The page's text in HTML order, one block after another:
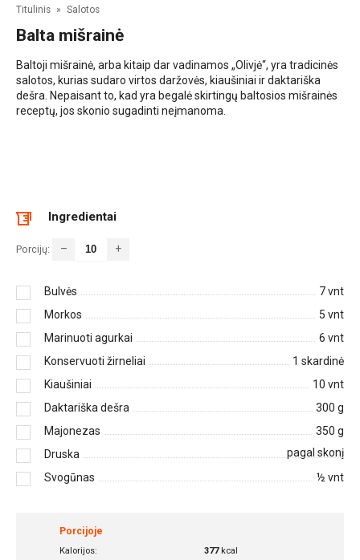
Titulinis » Salotos
Balta mišrainė
Baltoji mišrainė, arba kitaip dar vadinamos „Olivjė“, yra tradicinės
salotos, kurias sudaro virtos daržovės, kiaušiniai ir daktariška
dešra. Nepaisant to, kad yra begalė skirtingų baltosios mišrainės
receptų, jos skonio sugadinti neįmanoma.
Ingredientai
Porcijų: – +
Bulvės 7vnt
Morkos
5 vnt
Marinuoti agurkai
6 vnt
Konservuoti žirneliai
1 skardinė
Kiaušiniai
10 vnt
Daktariška dešra
300 g
Majonezas
350 g
Druska
pagal skonį
Svogūnas
½ vnt
Porcijoje
Kalorijos: 377kcal